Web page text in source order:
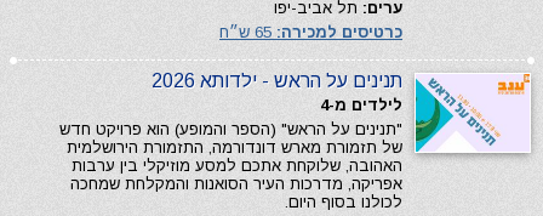
ערים: תל אביב-יפו
כרטיסים למכירה:
תנינים על הראש - ילדותא 2026
לילדים מ-4
"תנינים על הראש" (הספר והמופע) הוא פרויקט חדש
של תזמורת מארש דונדורמה, התזמורת הירושלמית
האהובה, שלוקחת אתכם למסע מוזיקלי בין ערבות
אפריקה, מדרכות העיר הסואנות והמקלחת שמחכה
לכולנו בסוף היום.